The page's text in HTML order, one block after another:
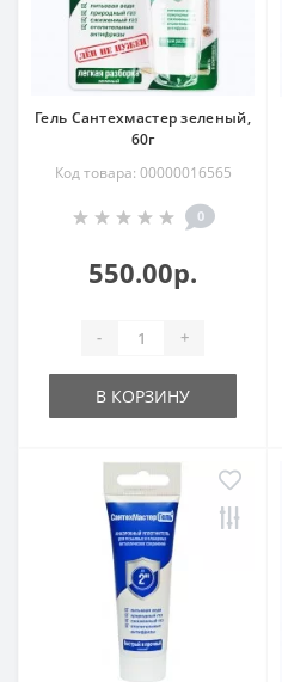
Гель Сантехмастер зеленый,
60г
Код товара: 00000016565
0
550.00р.
- +
В КОРЗИНУ